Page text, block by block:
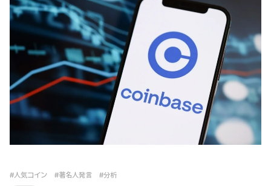
#人気コイン #著名人発言 #分析